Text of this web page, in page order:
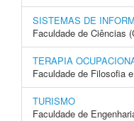
SISTEMAS DE
Faculdade de Ciências
TERAPIA
Faculdade de Filosofia
TURISMO
Faculdade de